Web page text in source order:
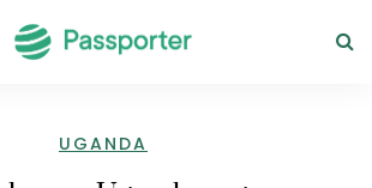
UGANDA